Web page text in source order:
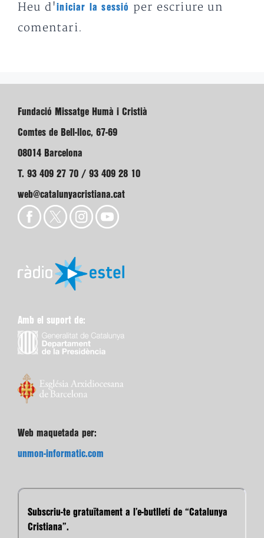
Heu d'iniciar la sessió
per escriure un
comentari.
Fundació Missatge Humà i Cristià
Comtes de Bell-lloc, 67-69
08014 Barcelona
T. 93 409 27 70 / 93 409 28 10
web@catalunyacristiana.cat
Amb el suport de:
Web maquetada per:
unmon-informatic.com
Subscriu-te gratuïtament a l’e-butlletí de “Catalunya
Cristiana”.